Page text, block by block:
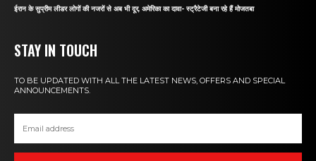
ईरान के सुप्रीम लीडर लोगों की नजरों से अब भी दूर, अमेरिका का दावा- स्ट्रैटेजी बना रहे हैं मोजतबा
STAY IN TOUCH
TO BE UPDATED WITH ALL THE LATEST NEWS, OFFERS AND SPECIAL
ANNOUNCEMENTS.